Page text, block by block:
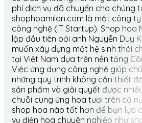
phí dịch vụ đã chuyển cho chúng
shophoamilan.com là một công ty
công nghệ (IT Startup). Shop hoa
lập đầu tiên bởi anh Nguyễn Duy
muốn xây dựng một hệ sinh thái
tại Việt Nam dựa trên nền tảng
Việc ứng dụng công nghệ giúp
những quy trình không cần thiết
sản phẩm và giải quyết được
chuỗi cung ứng hoa tươi trên cả
shop hoa nào tốt hơn để bạn lựa
vụ điện hoa chuyên nghiệp như